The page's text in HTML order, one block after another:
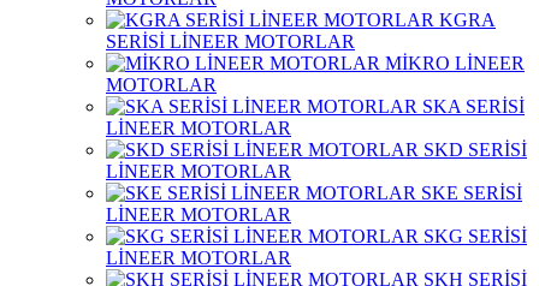
KGRA
SERİSİ LİNEER MOTORLAR
MİKRO LİNEER
MOTORLAR
SKA SERİSİ
LİNEER MOTORLAR
SKD SERİSİ
LİNEER MOTORLAR
SKE SERİSİ
LİNEER MOTORLAR
SKG SERİSİ
LİNEER MOTORLAR
SKH SERİSİ